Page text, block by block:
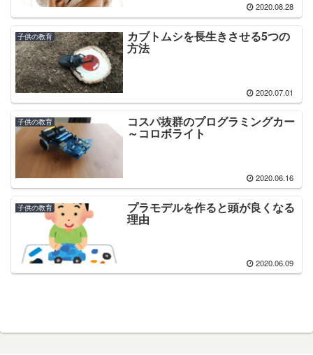
2020.08.28
子供の教育 カブトムシを長生きさせる5つの
方法
2020.07.01
子供の教育 コスパ抜群のプログラミングカー
～コロボライト
2020.06.16
子供の教育 プラモデルを作ると頭が良くなる
理由
2020.06.09